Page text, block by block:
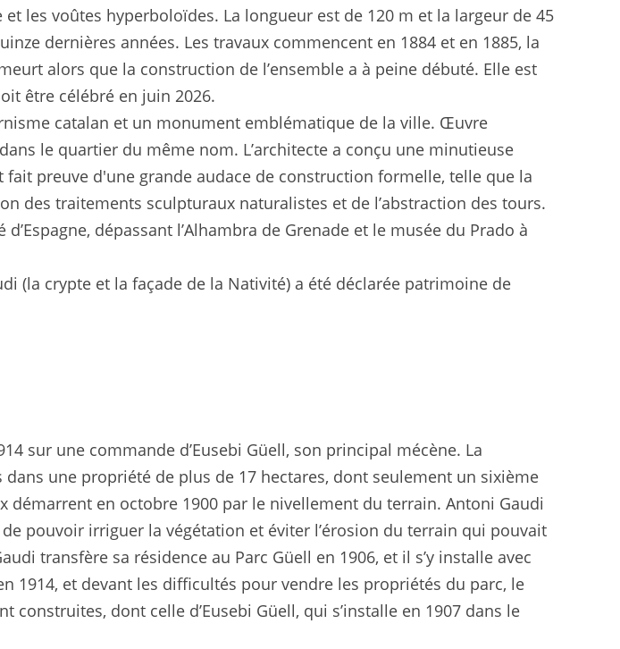
les voûtes hyperboloïdes. La longueur est de 120 m et la largeur de 45
dernières années. Les travaux commencent en 1884 et en 1885, la
alors que la construction de l’ensemble a à peine débuté. Elle est
être célébré en juin 2026.
catalan et un monument emblématique de la ville. Œuvre
le quartier du même nom. L’architecte a conçu une minutieuse
preuve d'une grande audace de construction formelle, telle que la
des traitements sculpturaux naturalistes et de l’abstraction des tours.
dépassant l’Alhambra de Grenade et le musée du Prado à
(la crypte et la façade de la Nativité) a été déclarée patrimoine de
sur une commande d’Eusebi Güell, son principal mécène. La
une propriété de plus de 17 hectares, dont seulement un sixième
en octobre 1900 par le nivellement du terrain. Antoni Gaudi
pouvoir irriguer la végétation et éviter l’érosion du terrain qui pouvait
transfère sa résidence au Parc Güell en 1906, et il s’y installe avec
1914, et devant les difficultés pour vendre les propriétés du parc, le
dont celle d’Eusebi Güell, qui s’installe en 1907 dans le